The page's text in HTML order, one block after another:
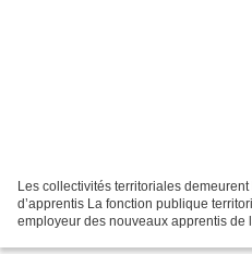
Les collectivités territoriales
d’apprentis La fonction publique
employeur des nouveaux apprentis